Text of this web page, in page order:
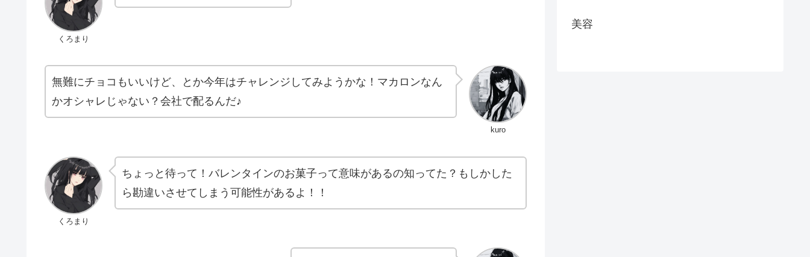
くろまり
kuro
無難にチョコもいいけど、とか今年はチャレンジしてみようかな！マカロンなん
かオシャレじゃない？会社で配るんだ♪
くろまり
ちょっと待って！バレンタインのお菓子って意味があるの知ってた？もしかした
ら勘違いさせてしまう可能性があるよ！！
美容